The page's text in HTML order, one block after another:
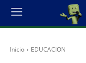
Inicio EDUCACION